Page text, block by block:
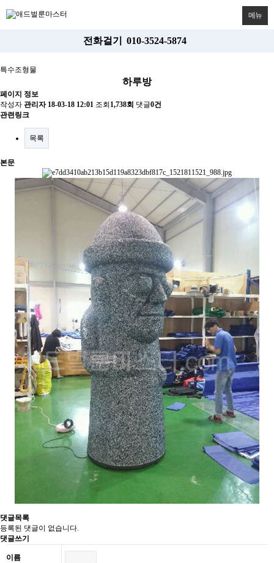
메뉴
전화걸기 010-3524-5874
특수조형물
하루방
페이지 정보
작성자 관리자 18-03-18 12:01 조회 1,738회 댓글0건
관련링크
목록
본문
댓글목록
등록된 댓글이 없습니다.
댓글쓰기
이름